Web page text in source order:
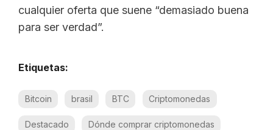
cualquier oferta que suene “demasiado buena
para ser verdad”.
Etiquetas:
Bitcoin brasil BTC Criptomonedas
Destacado Dónde comprar criptomonedas